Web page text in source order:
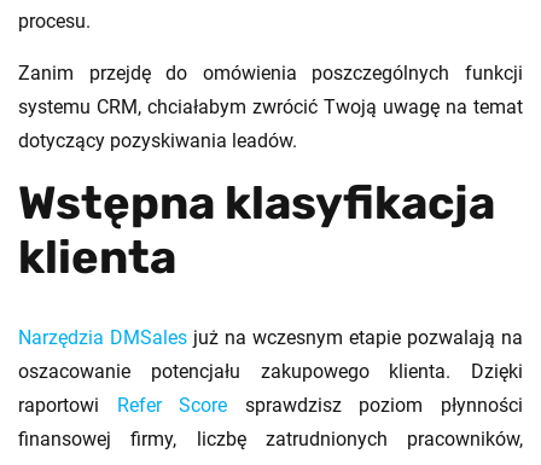
procesu.
Zanim przejdę do omówienia poszczególnych funkcji
systemu CRM, chciałabym zwrócić Twoją uwagę na temat
dotyczący pozyskiwania leadów.
Wstępna klasyfikacja
klienta
Narzędzia DMSales już na wczesnym etapie pozwalają na
oszacowanie potencjału zakupowego klienta. Dzięki
raportowi Refer Score sprawdzisz poziom płynności
finansowej firmy, liczbę zatrudnionych pracowników,